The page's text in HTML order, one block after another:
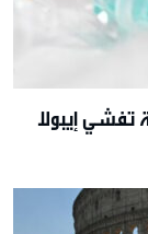
تفشي إيبولا